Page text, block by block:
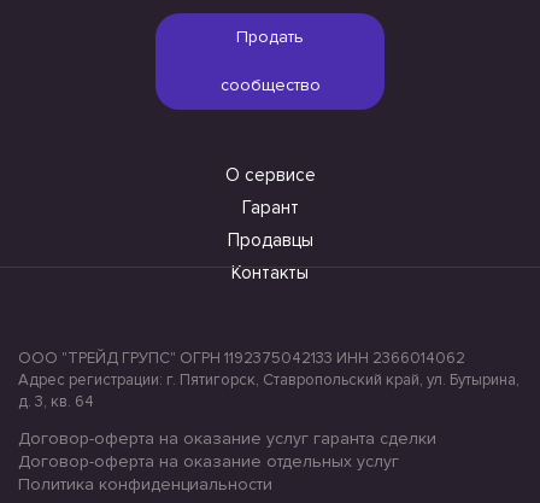
Продать
сообщество
О сервисе
Гарант
Продавцы
Контакты
ООО "ТРЕЙД ГРУПС" ОГРН 1192375042133 ИНН 2366014062
Адрес регистрации: г. Пятигорск, Ставропольский край, ул. Бутырина,
д. 3, кв. 64
Договор-оферта на оказание услуг гаранта сделки
Договор-оферта на оказание отдельных услуг
Политика конфиденциальности